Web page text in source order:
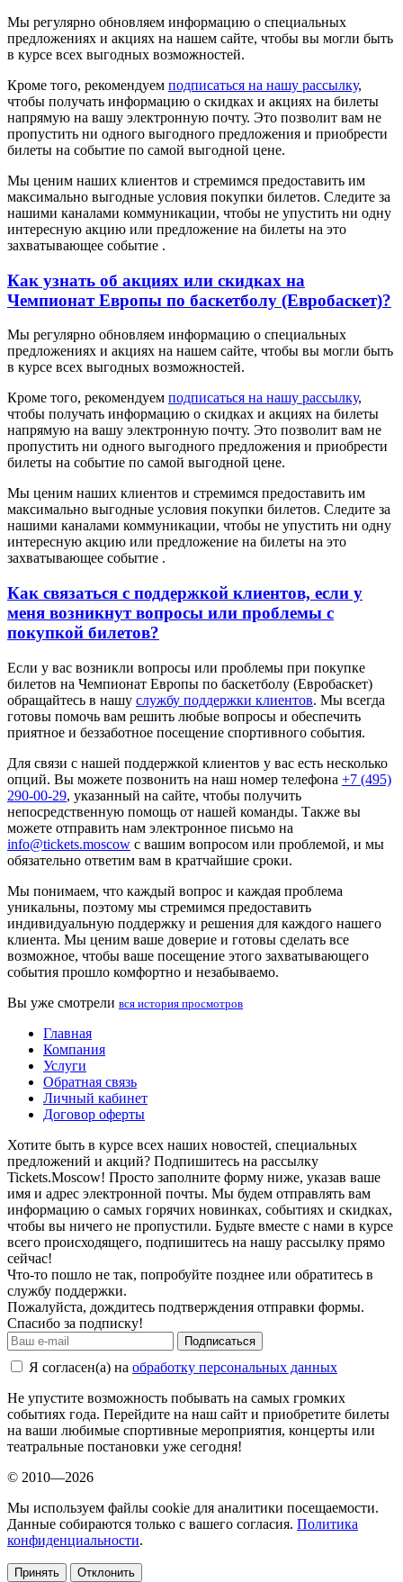
Мы регулярно обновляем информацию о специальных
предложениях и акциях на нашем сайте, чтобы вы могли быть
в курсе всех выгодных возможностей.
Кроме того, рекомендуем подписаться на нашу рассылку,
чтобы получать информацию о скидках и акциях на билеты
напрямую на вашу электронную почту. Это позволит вам не
пропустить ни одного выгодного предложения и приобрести
билеты на событие по самой выгодной цене.
Мы ценим наших клиентов и стремимся предоставить им
максимально выгодные условия покупки билетов. Следите за
нашими каналами коммуникации, чтобы не упустить ни одну
интересную акцию или предложение на билеты на это
захватывающее событие .
Как узнать об акциях или скидках на
Чемпионат Европы по баскетболу (Евробаскет)?
Мы регулярно обновляем информацию о специальных
предложениях и акциях на нашем сайте, чтобы вы могли быть
в курсе всех выгодных возможностей.
Кроме того, рекомендуем подписаться на нашу рассылку,
чтобы получать информацию о скидках и акциях на билеты
напрямую на вашу электронную почту. Это позволит вам не
пропустить ни одного выгодного предложения и приобрести
билеты на событие по самой выгодной цене.
Мы ценим наших клиентов и стремимся предоставить им
максимально выгодные условия покупки билетов. Следите за
нашими каналами коммуникации, чтобы не упустить ни одну
интересную акцию или предложение на билеты на это
захватывающее событие .
Как связаться с поддержкой клиентов, если у
меня возникнут вопросы или проблемы с
покупкой билетов?
Если у вас возникли вопросы или проблемы при покупке
билетов на Чемпионат Европы по баскетболу (Евробаскет)
обращайтесь в нашу службу поддержки клиентов. Мы всегда
готовы помочь вам решить любые вопросы и обеспечить
приятное и беззаботное посещение спортивного события.
Для связи с нашей поддержкой клиентов у вас есть несколько
опций. Вы можете позвонить на наш номер телефона +7 (495)
290-00-29, указанный на сайте, чтобы получить
непосредственную помощь от нашей команды. Также вы
можете отправить нам электронное письмо на
info@tickets.moscow с вашим вопросом или проблемой, и мы
обязательно ответим вам в кратчайшие сроки.
Мы понимаем, что каждый вопрос и каждая проблема
уникальны, поэтому мы стремимся предоставить
индивидуальную поддержку и решения для каждого нашего
клиента. Мы ценим ваше доверие и готовы сделать все
возможное, чтобы ваше посещение этого захватывающего
события прошло комфортно и незабываемо.
Вы уже смотрели вся история просмотров
Главная
Компания
Услуги
Обратная связь
Личный кабинет
Договор оферты
Хотите быть в курсе всех наших новостей, специальных
предложений и акций? Подпишитесь на рассылку
Tickets.Moscow! Просто заполните форму ниже, указав ваше
имя и адрес электронной почты. Мы будем отправлять вам
информацию о самых горячих новинках, событиях и скидках,
чтобы вы ничего не пропустили. Будьте вместе с нами в курсе
всего происходящего, подпишитесь на нашу рассылку прямо
сейчас!
Что-то пошло не так, попробуйте позднее или обратитесь в
службу поддержки.
Пожалуйста, дождитесь подтверждения отправки формы.
Спасибо за подписку!
Подписаться
Я согласен(а) на обработку персональных данных
Не упустите возможность побывать на самых громких
событиях года. Перейдите на наш сайт и приобретите билеты
на ваши любимые спортивные мероприятия, концерты или
театральные постановки уже сегодня!
© 2010—2026
Мы используем файлы cookie для аналитики посещаемости.
Данные собираются только с вашего согласия. Политика
конфиденциальности.
Принять Отклонить